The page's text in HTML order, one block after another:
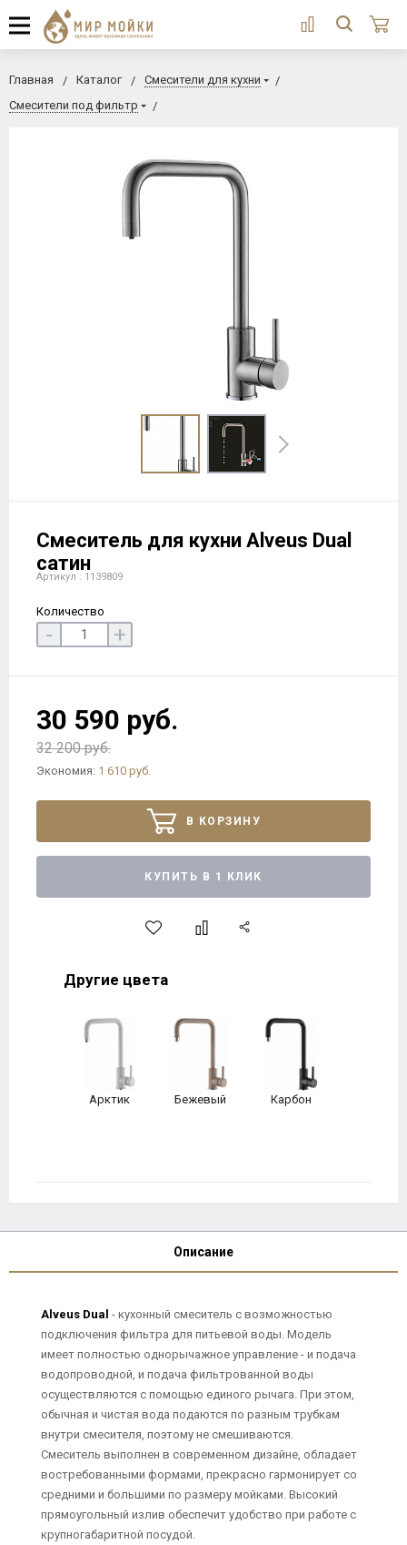
Главная Каталог
Смесители для кухни
Смесители под фильтр
Смеситель для кухни Alveus Dual
сатин
Артикул : 1139809
Количество
- +
30 590 руб.
32 200 руб.
Экономия: 1 610 руб.
В КОРЗИНУ
КУПИТЬ В 1 КЛИК
Другие цвета
Арктик Бежевый Карбон
Описание
Alveus Dual - кухонный смеситель с возможностью
подключения фильтра для питьевой воды. Модель
имеет полностью однорычажное управление - и подача
водопроводной, и подача фильтрованной воды
осуществляются с помощью единого рычага. При этом,
обычная и чистая вода подаются по разным трубкам
внутри смесителя, поэтому не смешиваются.
Смеситель выполнен в современном дизайне, обладает
востребованными формами, прекрасно гармонирует со
средними и большими по размеру мойками. Высокий
прямоугольный излив обеспечит удобство при работе с
крупногабаритной посудой.